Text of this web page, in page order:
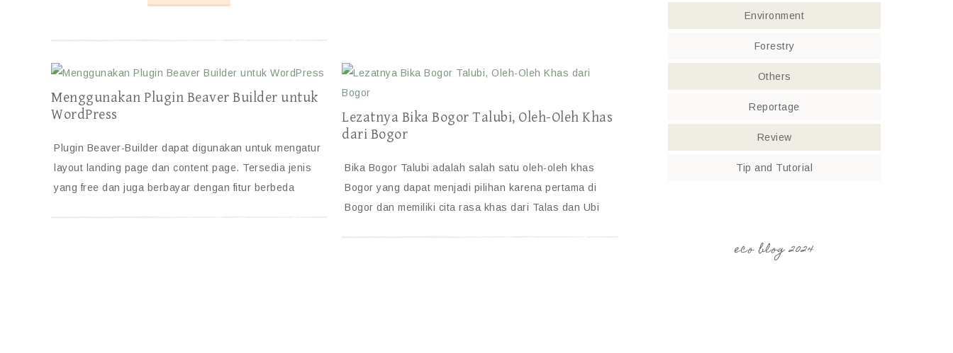
Menggunakan Plugin Beaver Builder untuk
WordPress
Plugin Beaver-Builder dapat digunakan untuk mengatur
layout landing page dan content page. Tersedia jenis
yang free dan juga berbayar dengan fitur berbeda
Lezatnya Bika Bogor Talubi, Oleh-Oleh Khas
dari Bogor
Bika Bogor Talubi adalah salah satu oleh-oleh khas
Bogor yang dapat menjadi pilihan karena pertama di
Bogor dan memiliki cita rasa khas dari Talas dan Ubi
Environment
Forestry
Others
Reportage
Review
Tip and Tutorial
eco blog 2024